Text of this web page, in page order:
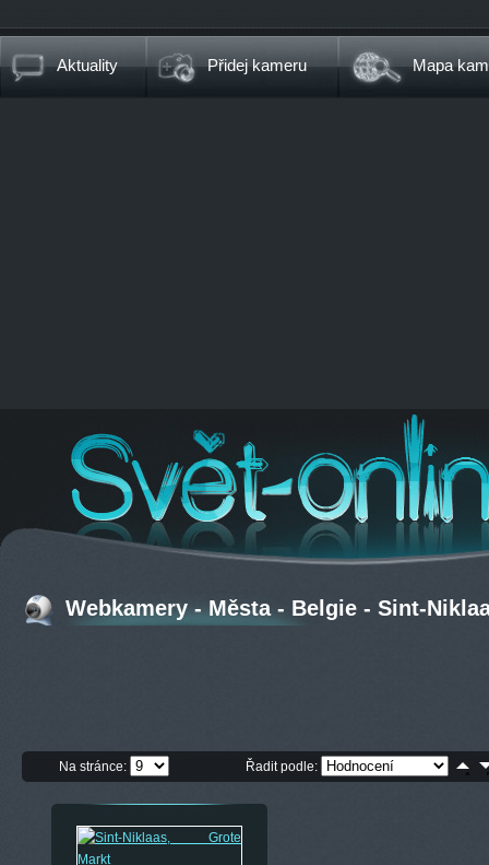
Aktuality Přidej kameru Mapa
Webkamery - Města - Belgie - Sint-
Na stránce: Řadit podle: